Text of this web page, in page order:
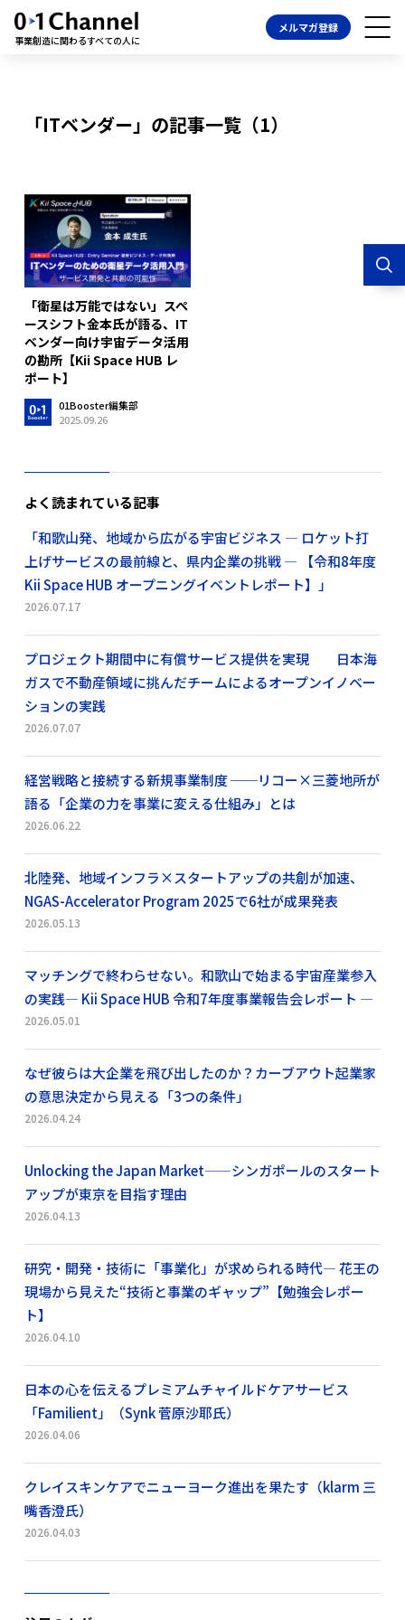
事業創造に関わるすべての人に
メルマガ登録
「ITベンダー」の記事一覧（1）
「衛星は万能ではない」スペ
ースシフト金本氏が語る、IT
ベンダー向け宇宙データ活用
の勘所【Kii Space HUB レ
ポート】
01Booster編集部
2025.09.26
よく読まれている記事
「和歌山発、地域から広がる宇宙ビジネス ― ロケット打
上げサービスの最前線と、県内企業の挑戦 ― 【令和8年度
Kii Space HUB オープニングイベントレポート】」
2026.07.17
プロジェクト期間中に有償サービス提供を実現 日本海
ガスで不動産領域に挑んだチームによるオープンイノベー
ションの実践
2026.07.07
経営戦略と接続する新規事業制度 ──リコー×三菱地所が
語る「企業の力を事業に変える仕組み」とは
2026.06.22
北陸発、地域インフラ×スタートアップの共創が加速、
NGAS-Accelerator Program 2025で6社が成果発表
2026.05.13
マッチングで終わらせない。和歌山で始まる宇宙産業参入
の実践― Kii Space HUB 令和7年度事業報告会レポート ―
2026.05.01
なぜ彼らは大企業を飛び出したのか？カーブアウト起業家
の意思決定から見える「3つの条件」
2026.04.24
Unlocking the Japan Market——シンガポールのスタート
アップが東京を目指す理由
2026.04.13
研究・開発・技術に「事業化」が求められる時代― 花王の
現場から見えた“技術と事業のギャップ”【勉強会レポー
ト】
2026.04.10
日本の心を伝えるプレミアムチャイルドケアサービス
「Familient」（Synk 菅原沙耶氏）
2026.04.06
クレイスキンケアでニューヨーク進出を果たす（klarm 三
嘴香澄氏）
2026.04.03